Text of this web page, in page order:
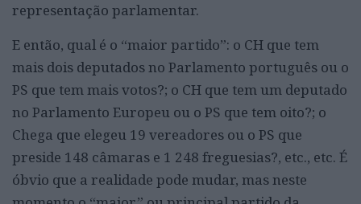
representação parlamentar.
E então, qual é o “maior partido”: o CH que tem
mais dois deputados no Parlamento português ou o
PS que tem mais votos?; o CH que tem um deputado
no Parlamento Europeu ou o PS que tem oito?; o
Chega que elegeu 19 vereadores ou o PS que
preside 148 câmaras e 1 248 freguesias?, etc., etc. É
óbvio que a realidade pode mudar, mas neste